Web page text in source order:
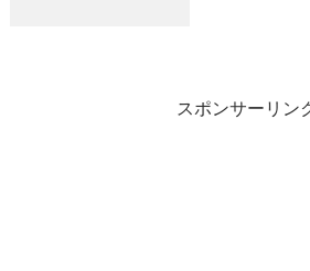
スポンサーリン